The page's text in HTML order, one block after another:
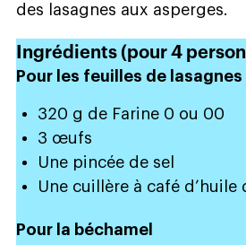
des lasagnes aux asperges.
Ingrédients (pour 4
Pour les feuilles de lasagnes
320 g de Farine 0 ou 00
3 œufs
Une pincée de sel
Une cuillère à café d’huile
Pour la béchamel